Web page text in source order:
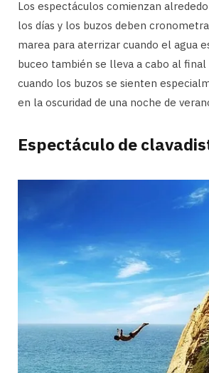
Los espectáculos comienzan
los días y los buzos deben
marea para aterrizar cuando el agua
buceo también se lleva a cabo al final
cuando los buzos se sienten
en la oscuridad de una noche de
Espectáculo de